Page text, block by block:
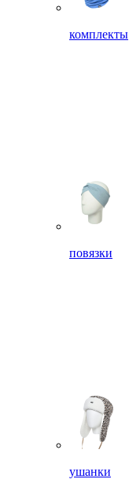
комплекты
повязки
ушанки